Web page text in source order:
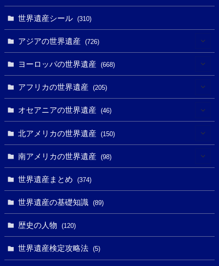
世界遺産シール (310)
アジアの世界遺産 (726)
(6)
(10)
(10)
ヨーロッパの世界遺産 (668)
(4)
(3)
(1)
(43)
(4)
アフリカの世界遺産 (205)
(8)
(1)
(32)
(13)
オセアニアの世界遺産 (46)
(25)
(6)
(1)
北アメリカの世界遺産 (150)
(31)
(27)
(10)
南アメリカの世界遺産 (98)
(4)
(9)
世界遺産まとめ (374)
世界遺産の基礎知識 (89)
歴史の人物 (120)
世界遺産検定攻略法 (5)